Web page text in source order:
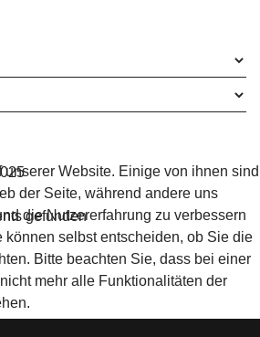
gefunden
Website. Einige von ihnen sind
der Seite, während andere uns
die Nutzererfahrung zu verbessern
können selbst entscheiden, ob Sie die
Bitte beachten Sie, dass bei einer
mehr alle Funktionalitäten der